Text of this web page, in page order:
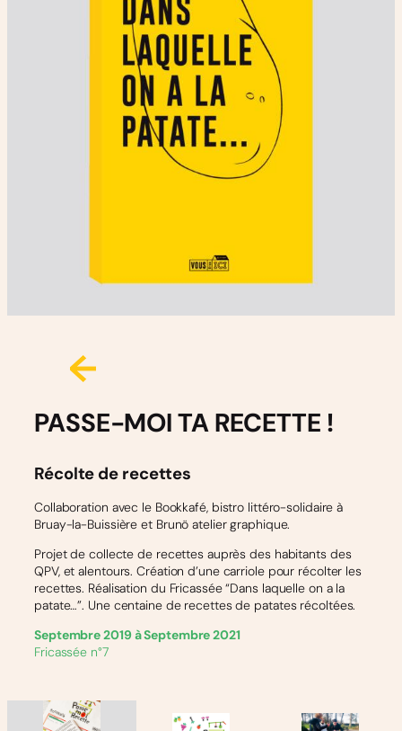
PASSE-MOI TA RECETTE !
Récolte de recettes
Collaboration avec le Bookkafé, bistro littéro-solidaire à
Bruay-la-Buissière et Brunö atelier graphique.
Projet de collecte de recettes auprès des habitants des
QPV, et alentours. Création d’une carriole pour récolter les
recettes. Réalisation du Fricassée “Dans laquelle on a la
patate…”. Une centaine de recettes de patates récoltées.
Septembre 2019 à Septembre 2021
Fricassée n°7